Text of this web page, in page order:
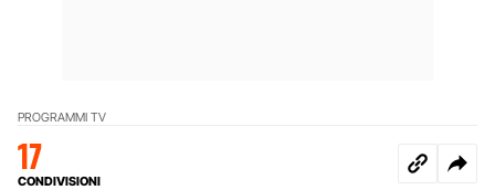
PROGRAMMI TV
17
CONDIVISIONI